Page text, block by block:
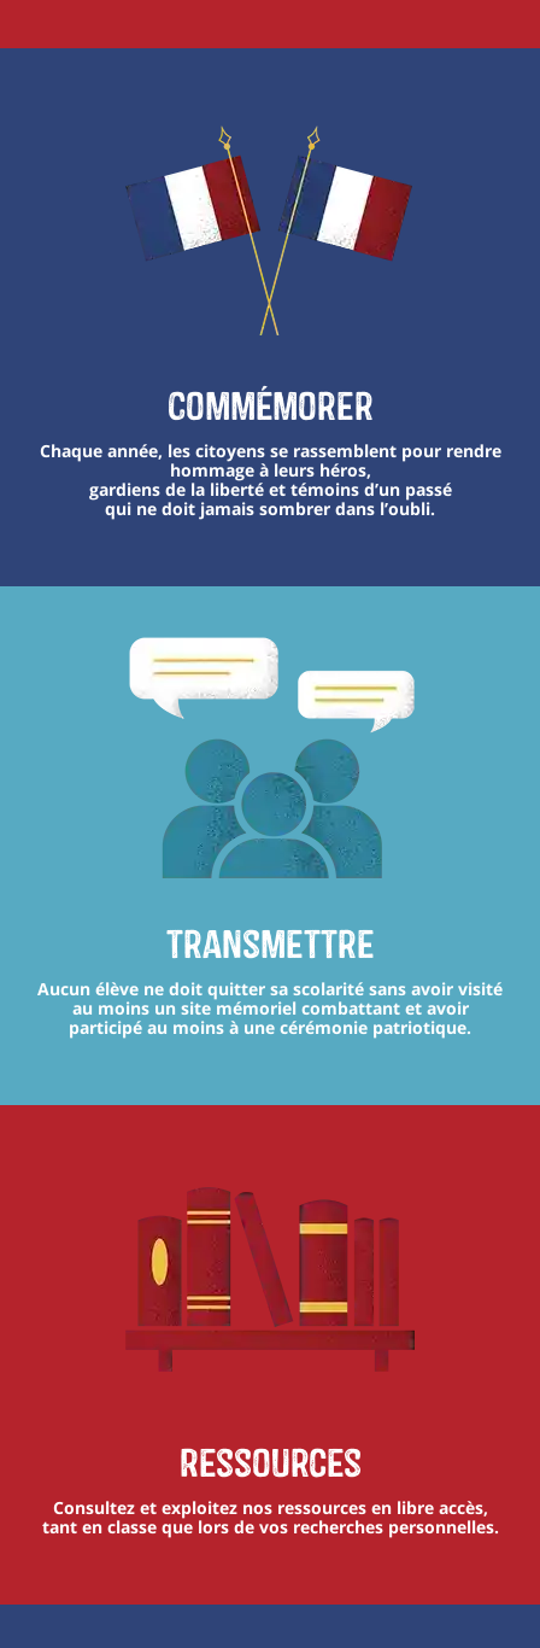
Commémorer
Chaque année, les citoyens se rassemblent pour rendre
hommage à leurs héros,
gardiens de la liberté et témoins d’un passé
qui ne doit jamais sombrer dans l’oubli.
transmettre
Aucun élève ne doit quitter sa scolarité sans avoir visité
au moins un site mémoriel combattant et avoir
participé au moins à une cérémonie patriotique.
Ressources
Consultez et exploitez nos ressources en libre accès,
tant en classe que lors de vos recherches personnelles.